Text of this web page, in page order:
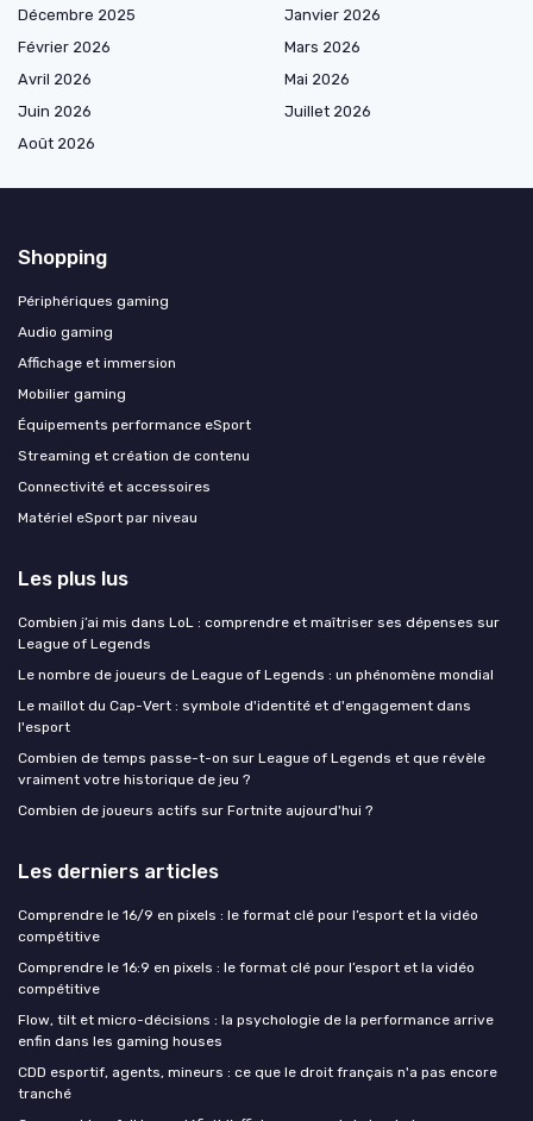
Décembre 2025
Janvier 2026
Février 2026
Mars 2026
Avril 2026
Mai 2026
Juin 2026
Juillet 2026
Août 2026
Shopping
Périphériques gaming
Audio gaming
Affichage et immersion
Mobilier gaming
Équipements performance eSport
Streaming et création de contenu
Connectivité et accessoires
Matériel eSport par niveau
Les plus lus
Combien j’ai mis dans LoL : comprendre et maîtriser ses dépenses sur
League of Legends
Le nombre de joueurs de League of Legends : un phénomène mondial
Le maillot du Cap-Vert : symbole d'identité et d'engagement dans
l'esport
Combien de temps passe-t-on sur League of Legends et que révèle
vraiment votre historique de jeu ?
Combien de joueurs actifs sur Fortnite aujourd'hui ?
Les derniers articles
Comprendre le 16/9 en pixels : le format clé pour l’esport et la vidéo
compétitive
Comprendre le 16:9 en pixels : le format clé pour l’esport et la vidéo
compétitive
Flow, tilt et micro-décisions : la psychologie de la performance arrive
enfin dans les gaming houses
CDD esportif, agents, mineurs : ce que le droit français n'a pas encore
tranché